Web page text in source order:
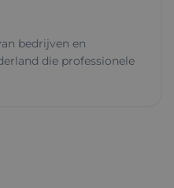
bedrijven en
die professionele